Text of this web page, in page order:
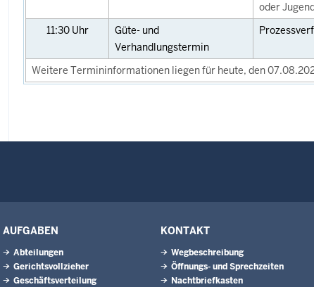
oder
11:30 Uhr
Güte- und
Verhandlungstermin
Weitere Termininformationen liegen für heute, den
AUFGABEN
Abteilungen
Gerichtsvollzieher
Geschäftsverteilung
KONTAKT
Wegbeschreibung
Öffnungs- und Sprechzeiten
Nachtbriefkasten